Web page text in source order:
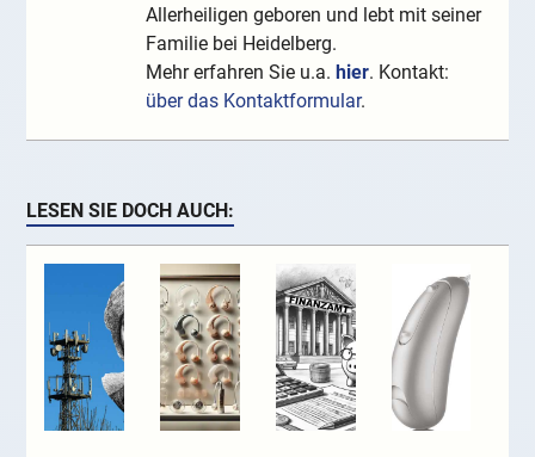
Allerheiligen geboren und lebt mit seiner
Familie bei Heidelberg.
Mehr erfahren Sie u.a. hier. Kontakt:
über das Kontaktformular.
LESEN SIE DOCH AUCH: